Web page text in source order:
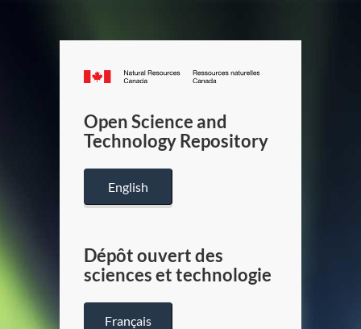
Canada.ca
/
Canada
Open Science and
Technology Repository
English
Dépôt ouvert des
sciences et technologie
Français